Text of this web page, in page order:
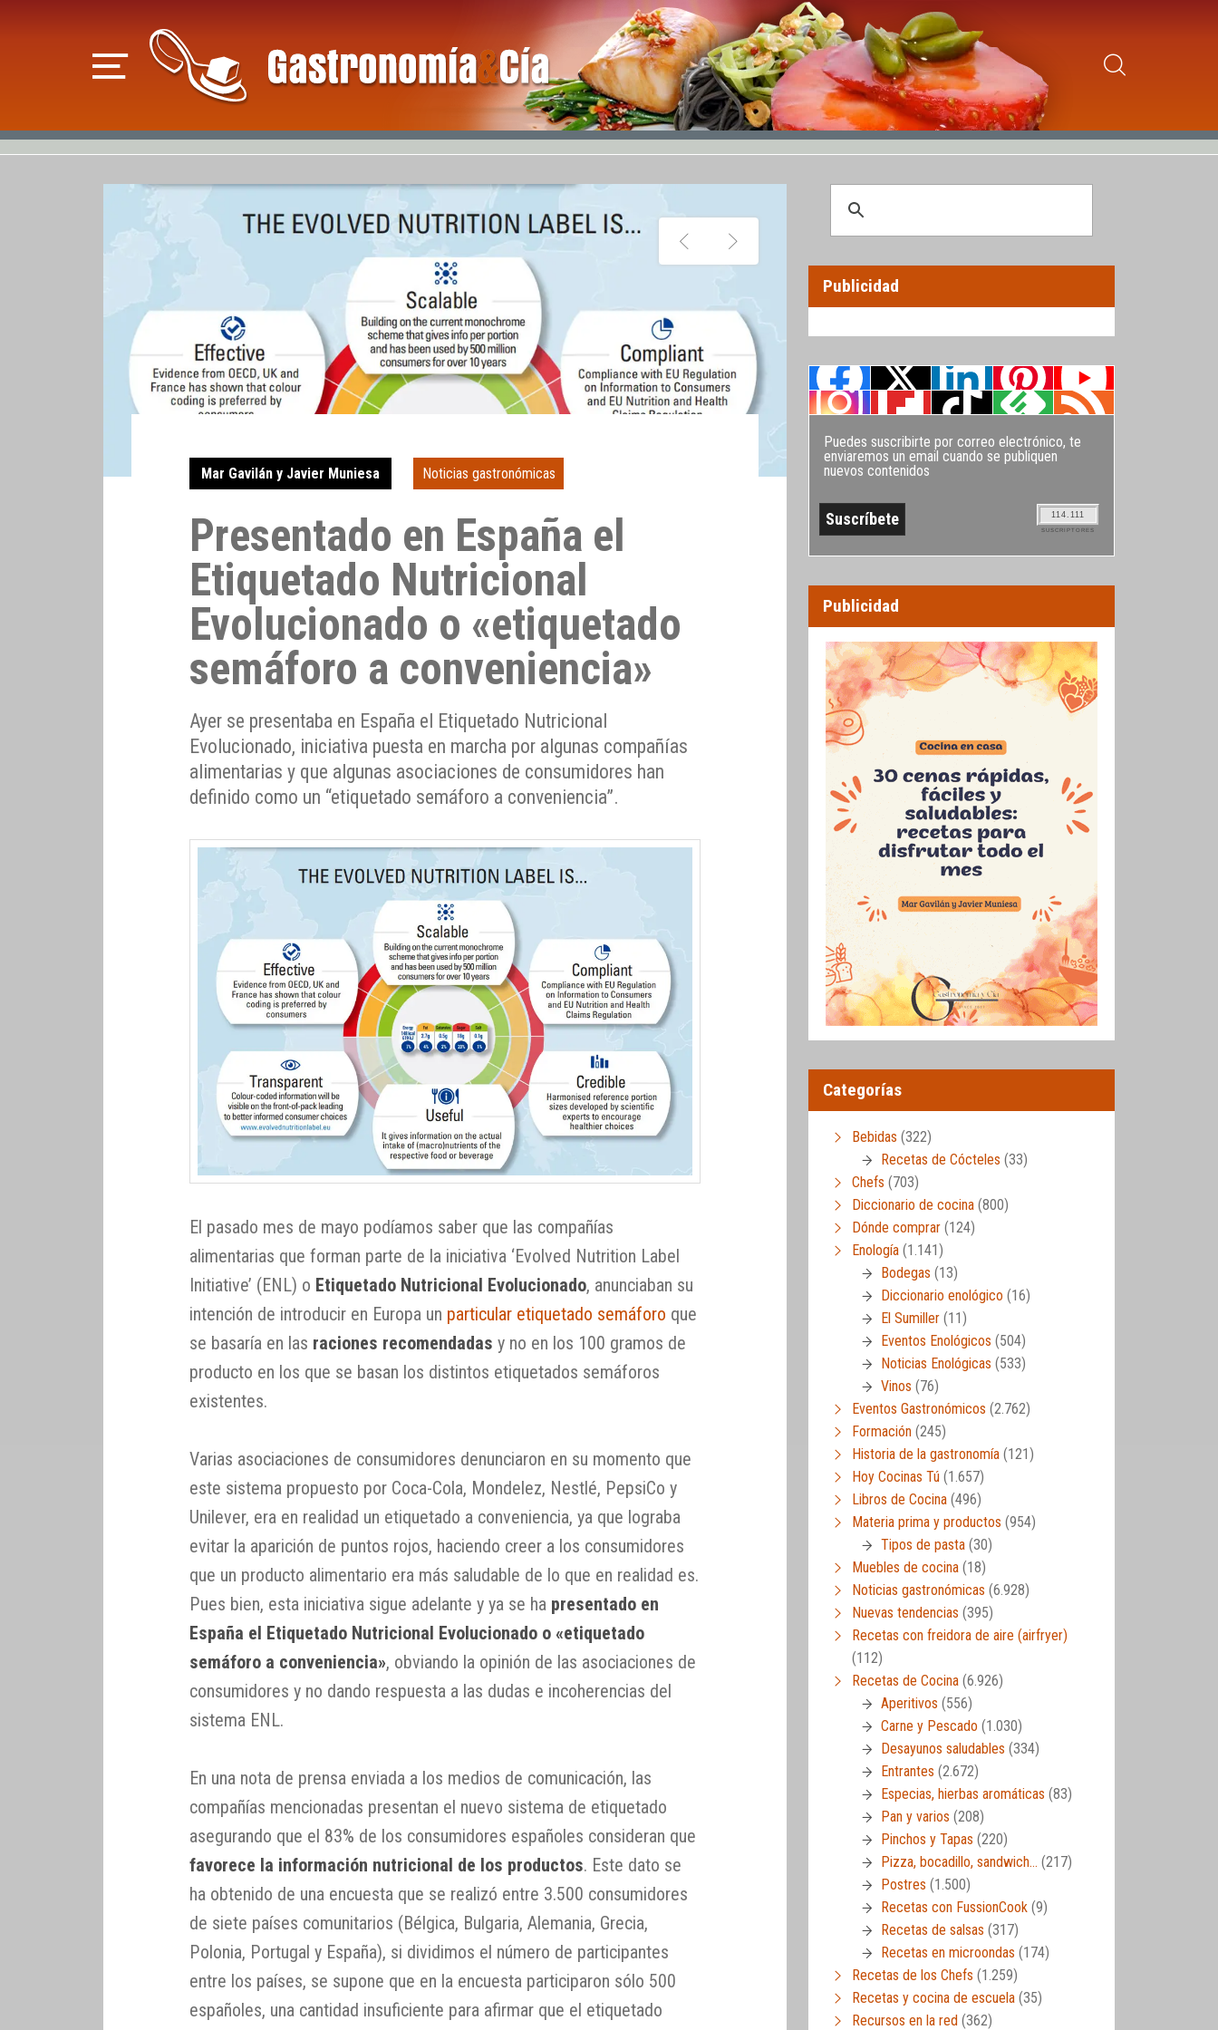
Mar Gavilán y Javier Muniesa Noticias gastronómicas
Presentado en España el
Etiquetado Nutricional
Evolucionado o «etiquetado
semáforo a conveniencia»
Ayer se presentaba en España el Etiquetado Nutricional
Evolucionado, iniciativa puesta en marcha por algunas compañías
alimentarias y que algunas asociaciones de consumidores han
definido como un “etiquetado semáforo a conveniencia”.
El pasado mes de mayo podíamos saber que las compañías
alimentarias que forman parte de la iniciativa ‘Evolved Nutrition Label
Initiative’ (ENL) o Etiquetado Nutricional Evolucionado, anunciaban su
intención de introducir en Europa un particular etiquetado semáforo que
se basaría en las raciones recomendadas y no en los 100 gramos de
producto en los que se basan los distintos etiquetados semáforos
existentes.
Varias asociaciones de consumidores denunciaron en su momento que
este sistema propuesto por Coca-Cola, Mondelez, Nestlé, PepsiCo y
Unilever, era en realidad un etiquetado a conveniencia, ya que lograba
evitar la aparición de puntos rojos, haciendo creer a los consumidores
que un producto alimentario era más saludable de lo que en realidad es.
Pues bien, esta iniciativa sigue adelante y ya se ha presentado en
España el Etiquetado Nutricional Evolucionado o «etiquetado
semáforo a conveniencia», obviando la opinión de las asociaciones de
consumidores y no dando respuesta a las dudas e incoherencias del
sistema ENL.
En una nota de prensa enviada a los medios de comunicación, las
compañías mencionadas presentan el nuevo sistema de etiquetado
asegurando que el 83% de los consumidores españoles consideran que
favorece la información nutricional de los productos. Este dato se
ha obtenido de una encuesta que se realizó entre 3.500 consumidores
de siete países comunitarios (Bélgica, Bulgaria, Alemania, Grecia,
Polonia, Portugal y España), si dividimos el número de participantes
entre los países, se supone que en la encuesta participaron sólo 500
españoles, una cantidad insuficiente para afirmar que el etiquetado
Publicidad
Puedes suscribirte por correo electrónico, te
enviaremos un email cuando se publiquen
nuevos contenidos
114.111
SUSCRIPTORES
Publicidad
Categorías
Bebidas (322)
Recetas de Cócteles (33)
Chefs (703)
Diccionario de cocina (800)
Dónde comprar (124)
Enología (1.141)
Bodegas (13)
Diccionario enológico (16)
El Sumiller (11)
Eventos Enológicos (504)
Noticias Enológicas (533)
Vinos (76)
Eventos Gastronómicos (2.762)
Formación (245)
Historia de la gastronomía (121)
Hoy Cocinas Tú (1.657)
Libros de Cocina (496)
Materia prima y productos (954)
Tipos de pasta (30)
Muebles de cocina (18)
Noticias gastronómicas (6.928)
Nuevas tendencias (395)
Recetas con freidora de aire (airfryer)
(112)
Recetas de Cocina (6.926)
Aperitivos (556)
Carne y Pescado (1.030)
Desayunos saludables (334)
Entrantes (2.672)
Especias, hierbas aromáticas (83)
Pan y varios (208)
Pinchos y Tapas (220)
Pizza, bocadillo, sandwich… (217)
Postres (1.500)
Recetas con FussionCook (9)
Recetas de salsas (317)
Recetas en microondas (174)
Recetas de los Chefs (1.259)
Recetas y cocina de escuela (35)
Recursos en la red (362)